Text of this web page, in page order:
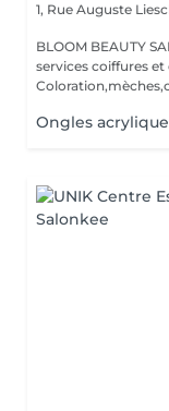
1, Rue Auguste
BLOOM BEAUTY
services coiffures et
Ongles